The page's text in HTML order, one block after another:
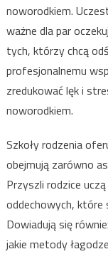
noworodkiem.
ważne dla par
tych, którzy chcą
profesjonalnemu
zredukować lęk i
noworodkiem.
Szkoły rodzenia
obejmują zarówno
Przyszli rodzice
oddechowych, które
Dowiadują się
jakie metody